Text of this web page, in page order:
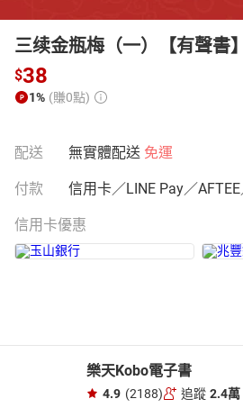
三续金瓶梅（一）【有聲書】
$38
1% (賺0點)
配送 無實體配送 免運
付款 信用卡／LINE Pay／
信用卡優惠
樂天Kobo電子書
4.9 (2188) 追蹤 2.4萬